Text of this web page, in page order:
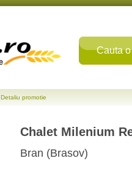
Cauta
Detaliu promotie
Chalet Milenium
Bran (Brasov)